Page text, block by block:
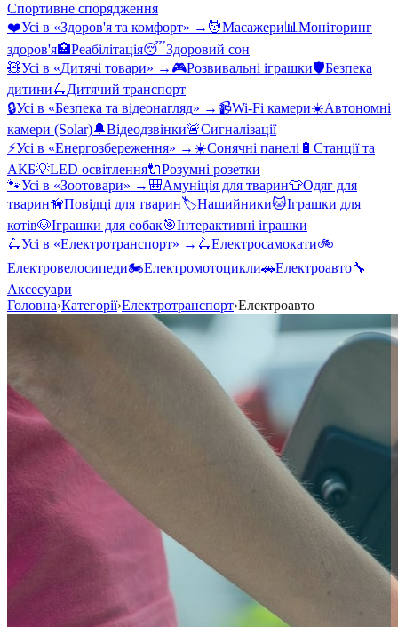
Спортивне спорядження
❤️Усі в «Здоров'я та комфорт» → 💆Масажери📊 Моніторинг
здоров'я🏥Реабілітація😴Здоровий сон
🧸Усі в «Дитячі товари» → 🎮Розвивальні іграшки🛡️Безпека
дитини🛴Дитячий транспорт
🔒Усі в «Безпека та відеонагляд» → 📹Wi-Fi камери☀️Автономні
камери (Solar)🔔Відеодзвінки🚨Сигналізації
⚡Усі в «Енергозбереження» → ☀️Сонячні панелі 🔋 Станції та
АКБ💡LED освітлення🔌Розумні розетки
🐾Усі в «Зоотовари» → 🎒Амуніція для тварин👕Одяг для
тварин🦮Повідці для тварин🏷️Нашийники🐱Іграшки для
котів🐶Іграшки для собак🎯Інтерактивні іграшки
🛴Усі в «Електротранспорт» → 🛴Електросамокати🚲
Електровелосипеди🏍️Електромотоцикли🚗Електроавто🔧
Аксесуари
Головна›Категорії›Електротранспорт›Електроавто